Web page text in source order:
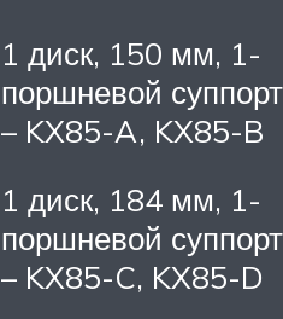
1 диск, 150 мм, 1-
поршневой суппорт
– KX85-A, KX85-B
1 диск, 184 мм, 1-
поршневой суппорт
– KX85-C, KX85-D